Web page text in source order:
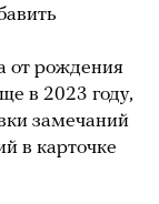
от рождения
в 2023 году,
замечаний
в карточке